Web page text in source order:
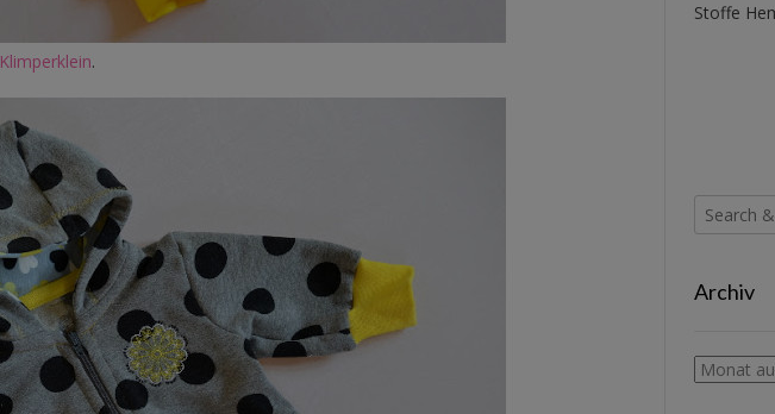
Klimperklein.
Stoffe
Archiv
Archiv